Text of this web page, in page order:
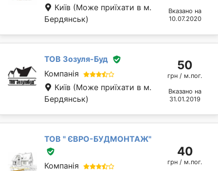
Київ (Може приїхати в м.
Бердянськ)
Вказано на
10.07.2020
TOВ Зозуля-Буд
Компанія
Київ (Може приїхати в м.
Бердянськ)
50
грн / м.пог.
Вказано на
31.01.2019
ТОВ " ЄВРО-БУДМОНТАЖ"
Компанія
40
грн / м.пог.